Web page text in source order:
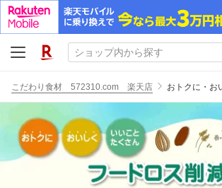
こだわり食材 572310.com 楽天店 おトクに・